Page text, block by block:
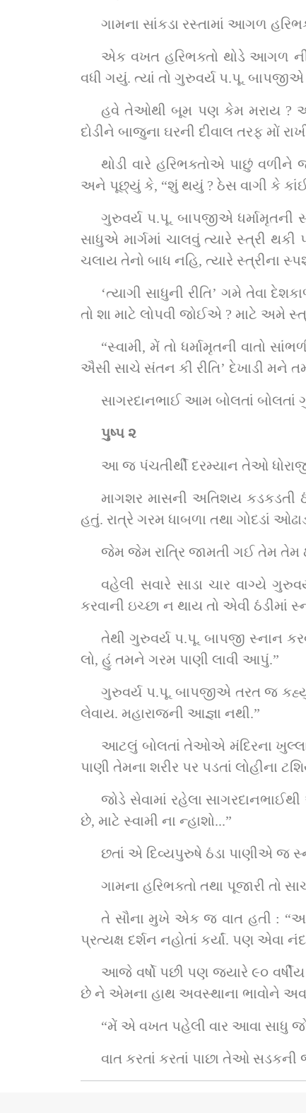
ગામના સાંકડા રસ્તામાં આગળ
એક વખત હરિભક્તો થોડે આગળ
વધી ગયું. ત્યાં તો ગુરુવર્ય પ.પૂ.
હવે તેઓથી બૂમ પણ કેમ મરાય ?
દોડીને બાજુના ઘરની દીવાલ તરફ મોં
થોડી વારે હરિભક્તોએ પાછું
અને પૂછ્યું કે, “શું થયું ? ઠેસ વાગી કે
ગુરુવર્ય પ.પૂ. બાપજીએ ધર્મામૃતની
સાધુએ માર્ગમાં ચાલવું ત્યારે સ્ત્રી
ચલાય તેનો બાધ નહિ, ત્યારે સ્ત્રીના
‘ત્યાગી સાધુની રીતિ’ ગમે તેવા
તો શા માટે લોપવી જોઈએ ? માટે અમે
“સ્વામી, મેં તો ધર્મામૃતની વાતો
ઐસી સાચે સંતન કી રીતિ’ દેખાડી મને
સાગરદાનભાઈ આમ બોલતાં બોલતાં
પુષ્પ ૨
આ જ પંચતીર્થી દરમ્યાન તેઓ ધોરાજી
માગશર માસની અતિશય કડકડતી
હતું. રાત્રે ગરમ ધાબળા તથા ગોદડાં
જેમ જેમ રાત્રિ જામતી ગઈ તેમ તેમ
વહેલી સવારે સાડા ચાર વાગ્યે
કરવાની ઇચ્છા ન થાય તો એવી ઠંડીમાં
તેથી ગુરુવર્ય પ.પૂ. બાપજી સ્નાન
લો, હું તમને ગરમ પાણી લાવી આપું.”
ગુરુવર્ય પ.પૂ. બાપજીએ તરત જ
લેવાય. મહારાજની આજ્ઞા નથી.”
આટલું બોલતાં તેઓએ મંદિરના
પાણી તેમના શરીર પર પડતાં લોહીના
જોડે સેવામાં રહેલા
છે, માટે સ્વામી ના ન્હાશો...”
છતાં એ દિવ્યપુરુષે ઠંડા પાણીએ જ
ગામના હરિભક્તો તથા પૂજારી તો
તે સૌના મુખે એક જ વાત હતી :
પ્રત્યક્ષ દર્શન નહોતાં કર્યાં. પણ
આજે વર્ષો પછી પણ જ્યારે ૯૦
છે ને એમના હાથ અવસ્થાના ભાવોને
“મેં એ વખત પહેલી વાર આવા સાધુ
વાત કરતાં કરતાં પાછા તેઓ